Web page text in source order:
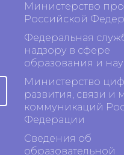
Министерство
Российской
Федеральная
надзору в сфере
образования и
Министерство
развития, связи и
коммуникаций
Федерации
Сведения об
образовательной